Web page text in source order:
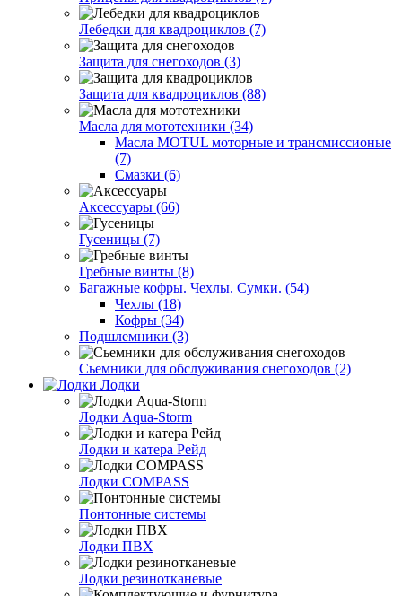
Лебедки для квадроциклов (7)
Защита для снегоходов (3)
Защита для квадроциклов (88)
Масла для мототехники (34)
Масла MOTUL моторные и трансмиссионые
(7)
Смазки (6)
Аксессуары (66)
Гусеницы (7)
Гребные винты (8)
Багажные кофры. Чехлы. Сумки. (54)
Чехлы (18)
Кофры (34)
Подшлемники (3)
Сьемники для обслуживания снегоходов (2)
Лодки
Лодки Aqua-Storm
Лодки и катера Рейд
Лодки COMPASS
Понтонные системы
Лодки ПВХ
Лодки резинотканевые